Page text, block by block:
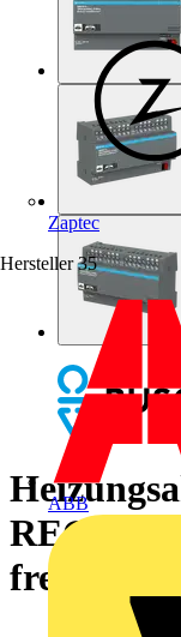
Zaptec
Hersteller 35
ABB
REG,